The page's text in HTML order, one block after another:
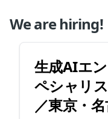
We are hiring!
生成AIエ
ペシャリ
／東京・